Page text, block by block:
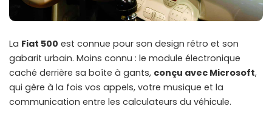
La Fiat 500 est connue pour son design rétro et son
gabarit urbain. Moins connu : le module électronique
caché derrière sa boîte à gants, conçu avec Microsoft,
qui gère à la fois vos appels, votre musique et la
communication entre les calculateurs du véhicule.